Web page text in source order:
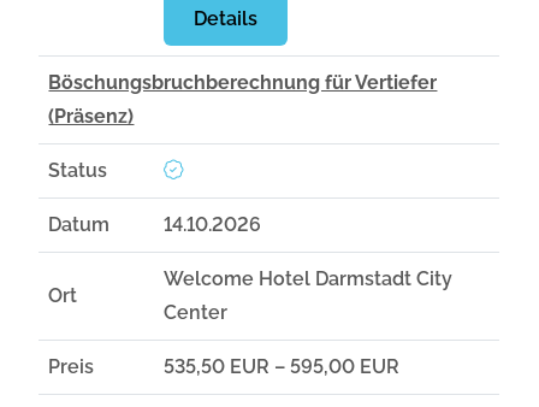
Details
Böschungsbruchberechnung für Vertiefer
(Präsenz)
Status
Datum 14.10.2026
Ort
Welcome Hotel Darmstadt City
Center
Preis 535,50 EUR – 595,00 EUR